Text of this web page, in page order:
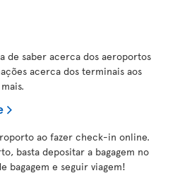
de saber acerca dos aeroportos
acerca dos terminais aos
ao fazer check-in online.
basta depositar a bagagem no
bagagem e seguir viagem!